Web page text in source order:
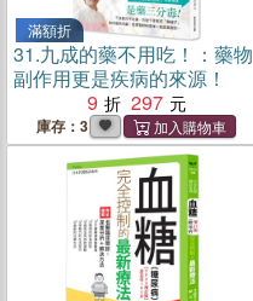
滿額折
31.九成的藥不用吃！：藥物
副作用更是疾病的來源！
9
297
庫存：3